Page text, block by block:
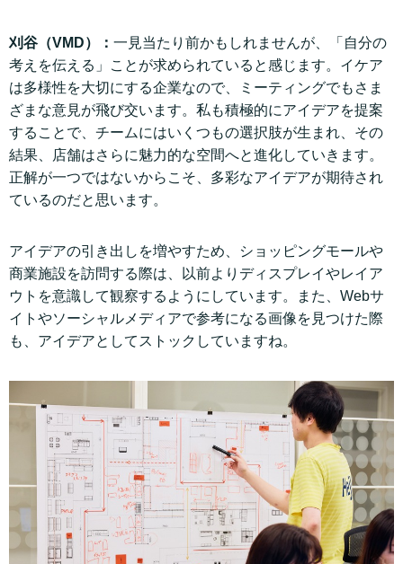
刈谷（VMD）： 一見当たり前かもしれませんが、「自分の
考えを伝える」ことが求められていると感じます。イケア
は多様性を大切にする企業なので、ミーティングでもさま
ざまな意見が飛び交います。私も積極的にアイデアを提案
することで、チームにはいくつもの選択肢が生まれ、その
結果、店舗はさらに魅力的な空間へと進化していきます。
正解が一つではないからこそ、多彩なアイデアが期待され
ているのだと思います。
アイデアの引き出しを増やすため、ショッピングモールや
商業施設を訪問する際は、以前よりディスプレイやレイア
ウトを意識して観察するようにしています。また、Webサ
イトやソーシャルメディアで参考になる画像を見つけた際
も、アイデアとしてストックしていますね。